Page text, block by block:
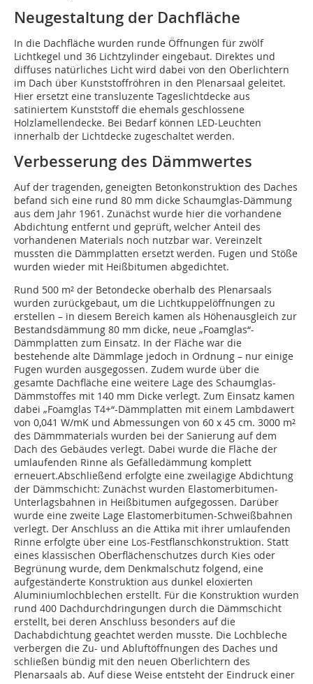
Neugestaltung der Dachfläche
In die Dachfläche wurden runde Öffnungen für zwölf
Lichtkegel und 36 Lichtzylinder eingebaut. Direktes und
diffuses natürliches Licht wird dabei von den Oberlichtern
im Dach über Kunststoffröhren in den Plenarsaal geleitet.
Hier ersetzt eine transluzente Tageslichtdecke aus
satiniertem Kunststoff die ehemals geschlossene
Holzlamellendecke. Bei Bedarf können LED-Leuchten
innerhalb der Lichtdecke zugeschaltet werden.
Verbesserung des Dämmwertes
Auf der tragenden, geneigten Betonkonstruktion des Daches
befand sich eine rund 80 mm dicke Schaumglas-Dämmung
aus dem Jahr 1961. Zunächst wurde hier die vorhandene
Abdichtung entfernt und geprüft, welcher Anteil des
vorhandenen Materials noch nutzbar war. Vereinzelt
mussten die Dämmplatten ersetzt werden. Fugen und Stöße
wurden wieder mit Heißbitumen abgedichtet.
Rund 500 m² der Betondecke oberhalb des Plenarsaals
wurden zurückgebaut, um die Lichtkuppelöffnungen zu
erstellen – in diesem Bereich kamen als Höhenausgleich zur
Bestandsdämmung 80 mm dicke, neue „Foamglas“-
Dämmplatten zum Einsatz. In der Fläche war die
bestehende alte Dämmlage jedoch in Ordnung – nur einige
Fugen wurden ausgegossen. Zudem wurde über die
gesamte Dachfläche eine weitere Lage des Schaumglas-
Dämmstoffes mit 140 mm Dicke verlegt. Zum Einsatz kamen
dabei „Foamglas T4+“-Dämmplatten mit einem Lambdawert
von 0,041 W/mK und Abmessungen von 60 x 45 cm. 3000 m²
des Dämmmaterials wurden bei der Sanierung auf dem
Dach des Gebäudes verlegt. Dabei wurde die Fläche der
umlaufenden Rinne als Gefälledämmung komplett
erneuert.Abschließend erfolgte eine zweilagige Abdichtung
der Dämmschicht: Zunächst wurden Elastomerbitumen-
Unterlagsbahnen in Heißbitumen aufgegossen. Darüber
wurde eine zweite Lage Elastomerbitumen-Schweißbahnen
verlegt. Der Anschluss an die Attika mit ihrer umlaufenden
Rinne erfolgte über eine Los-Festflanschkonstruktion. Statt
eines klassischen Oberflächenschutzes durch Kies oder
Begrünung wurde, dem Denkmalschutz folgend, eine
aufgeständerte Konstruktion aus dunkel eloxierten
Aluminiumlochblechen erstellt. Für die Konstruktion wurden
rund 400 Dachdurchdringungen durch die Dämmschicht
erstellt, bei deren Anschluss besonders auf die
Dachabdichtung geachtet werden musste. Die Lochbleche
verbergen die Zu- und Abluftöffnungen des Daches und
schließen bündig mit den neuen Oberlichtern des
Plenarsaals ab. Auf diese Weise entsteht der Eindruck einer